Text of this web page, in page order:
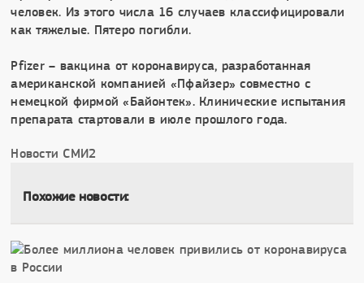
человек. Из этого числа 16 случаев классифицировали
как тяжелые. Пятеро погибли.
Pfizer – вакцина от коронавируса, разработанная
американской компанией «Пфайзер» совместно с
немецкой фирмой «Байонтек». Клинические испытания
препарата стартовали в июле прошлого года.
Новости СМИ2
Похожие новости: